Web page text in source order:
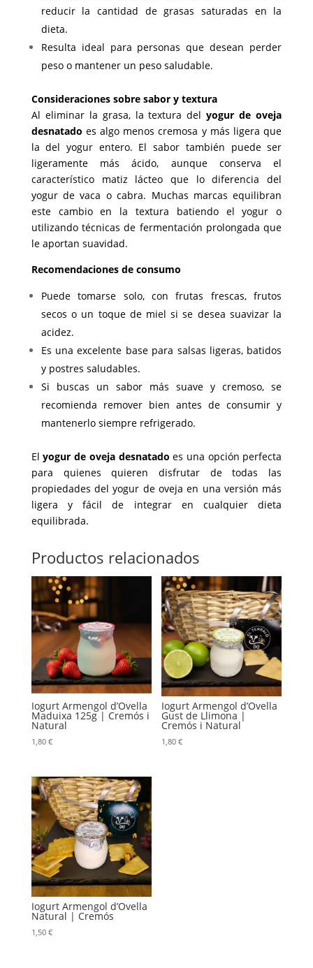
reducir la cantidad de grasas saturadas en la
dieta.
Resulta ideal para personas que desean perder
peso o mantener un peso saludable.
Consideraciones sobre sabor y textura
Al eliminar la grasa, la textura delyogur de oveja
desnatado es algo menos cremosa y más ligera que
la del yogur entero. El sabor también puede ser
ligeramente más ácido, aunque conserva el
característico matiz lácteo que lo diferencia del
yogur de vaca o cabra. Muchas marcas equilibran
este cambio en la textura batiendo el yogur o
utilizando técnicas de fermentación prolongada que
le aportan suavidad.
Recomendaciones de consumo
Puede tomarse solo, con frutas frescas, frutos
secos o un toque de miel si se desea suavizar la
acidez.
Es una excelente base para salsas ligeras, batidos
y postres saludables.
Si buscas un sabor más suave y cremoso, se
recomienda remover bien antes de consumir y
mantenerlo siempre refrigerado.
Elyogur de oveja desnatado es una opción perfecta
para quienes quieren disfrutar de todas las
propiedades del yogur de oveja en una versión más
ligera y fácil de integrar en cualquier dieta
equilibrada.
Productos relacionados
Iogurt Armengol d’Ovella
Maduixa 125g | Cremós i
Natural
1,80 €
Iogurt Armengol d’Ovella
Gust de Llimona |
Cremós i Natural
1,80€
Iogurt Armengol d’Ovella
Natural | Cremós
1,50 €